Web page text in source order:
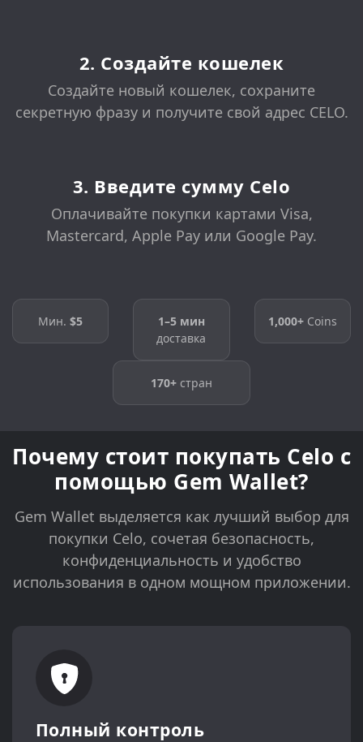
2. Создайте кошелек
Создайте новый кошелек, сохраните
секретную фразу и получите свой адрес CELO.
3. Введите сумму Celo
Оплачивайте покупки картами Visa,
Mastercard, Apple Pay или Google Pay.
Мин.$5
1–5 мин
доставка
1,000+Coins
170+ стран
Почему стоит покупать Celo с
помощью Gem Wallet?
Gem Wallet выделяется как лучший выбор для
покупки Celo, сочетая безопасность,
конфиденциальность и удобство
использования в одном мощном приложении.
Полный контроль